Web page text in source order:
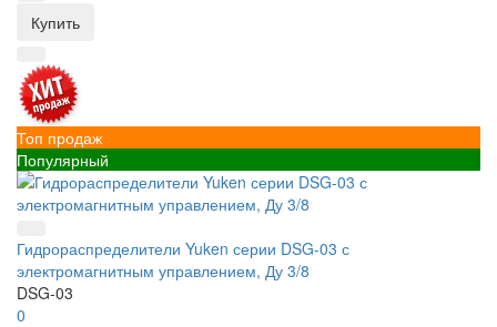
Купить
Топ продаж
Популярный
Гидрораспределители Yuken серии DSG-03 с
электромагнитным управлением, Ду 3/8
DSG-03
0